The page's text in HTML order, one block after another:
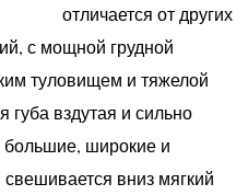
отличается от других
с мощной грудной
туловищем и тяжелой
губа вздутая и сильно
большие, широкие и
вниз мягкий